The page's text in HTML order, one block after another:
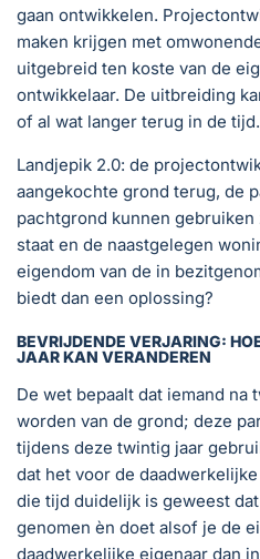
gaan ontwikkelen.
maken krijgen met
uitgebreid ten koste van de
ontwikkelaar. De uitbreiding
of al wat langer terug in de tijd.
Landjepik 2.0: de
aangekochte grond terug, de
pachtgrond kunnen
staat en de naastgelegen
eigendom van de in
biedt dan een oplossing?
BEVRIJDENDE VERJARING:
JAAR KAN VERANDEREN
De wet bepaalt dat iemand na
worden van de grond; deze
tijdens deze twintig jaar
dat het voor de
die tijd duidelijk is geweest
genomen èn doet alsof je de
daadwerkelijke eigenaar dan